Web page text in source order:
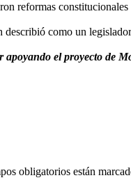
reformas constitucionales
como un
el proyecto de
obligatorios están